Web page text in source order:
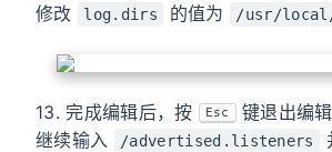
修改
log.dirs 的值为 /usr/
13. 完成编辑后，按 Esc
键退出编
继续输入
/advertised.listeners